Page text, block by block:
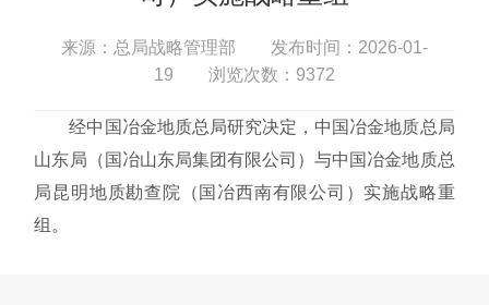
来源：总局战略管理部 发布时间：2026-01-
19 浏览次数： 9372
经中国冶金地质总局研究决定，中国冶金地质总局
山东局（国冶山东局集团有限公司）与中国冶金地质总
局昆明地质勘查院（国冶西南有限公司）实施战略重
组。